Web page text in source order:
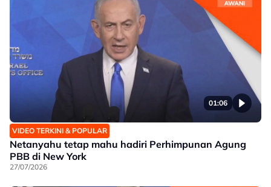
01:06
VIDEO TERKINI & POPULAR
Netanyahu tetap mahu hadiri Perhimpunan Agung
PBB di New York
27/07/2026